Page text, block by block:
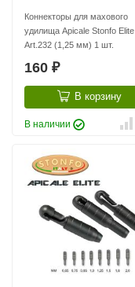
Коннекторы для махового
удилища Apicale Stonfo Elite
Art.232 (1,25 мм) 1 шт.
160 ₽
В корзину
В наличии